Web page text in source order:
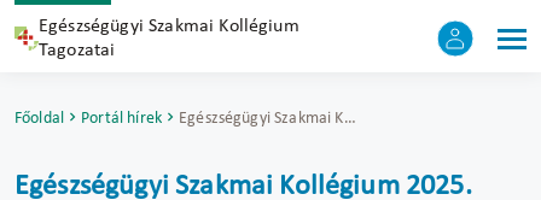
Egészségügyi Szakmai Kollégium
Tagozatai
Főoldal Portál hírek Egészségügyi Szakmai Kollégium 2025. július 15-től érvényes tisztségviselőinek listája
Egészségügyi Szakmai Kollégium 2025.